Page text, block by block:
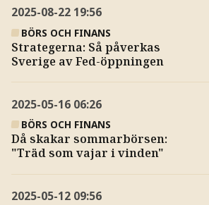
2025-08-22 19:56
BÖRS OCH FINANS
Strategerna: Så påverkas
Sverige av Fed-öppningen
2025-05-16 06:26
BÖRS OCH FINANS
Då skakar sommarbörsen:
"Träd som vajar i vinden"
2025-05-12 09:56